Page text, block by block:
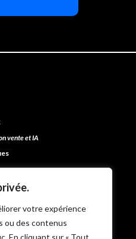
votre expérience
ou des contenus
En cliquant sur « Tout
vente et IA